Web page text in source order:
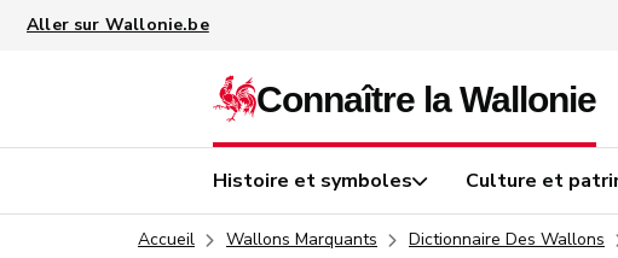
Histoire et symboles Culture et
Accueil Wallons Marquants Dictionnaire Des Wallons